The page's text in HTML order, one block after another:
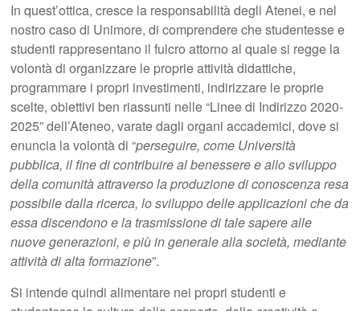
In quest’ottica, cresce la responsabilità degli Atenei, e nel
nostro caso di Unimore, di comprendere che studentesse e
studenti rappresentano il fulcro attorno al quale si regge la
volontà di organizzare le proprie attività didattiche,
programmare i propri investimenti, indirizzare le proprie
scelte, obiettivi ben riassunti nelle “Linee di Indirizzo 2020-
2025” dell’Ateneo, varate dagli organi accademici, dove si
enuncia la volontà di “perseguire, come Università
pubblica, il fine di contribuire al benessere e allo sviluppo
della comunità attraverso la produzione di conoscenza resa
possibile dalla ricerca, lo sviluppo delle applicazioni che da
essa discendono e la trasmissione di tale sapere alle
nuove generazioni, e più in generale alla società, mediante
attività di alta formazione”.
Si intende quindi alimentare nei propri studenti e